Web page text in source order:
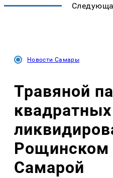
Новости Самары
Травяной
Рощинском
Самарой